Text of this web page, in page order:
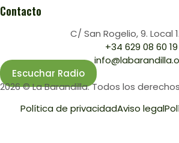
Contacto
C/ San Rogelio, 9. Local
+34 629 08 60 19
Escuchar Radio
2026 © La Barandilla. Todos los
Política de privacidadAviso legal